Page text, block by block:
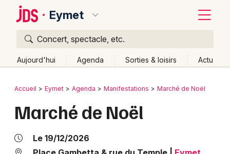
Eymet
Concert, spectacle, etc.
Aujourd'hui Agenda Sorties & loisirs Actu
Publier un événement
Grands événements
Bordeaux
Lille
Retour
Accueil Eymet Agenda Manifestations Marché de Noël
Marché de Noël
Le 19/12/2026
Quoi ?
Où ?
Partout
Près de moi Changer de lieu
Quand ?